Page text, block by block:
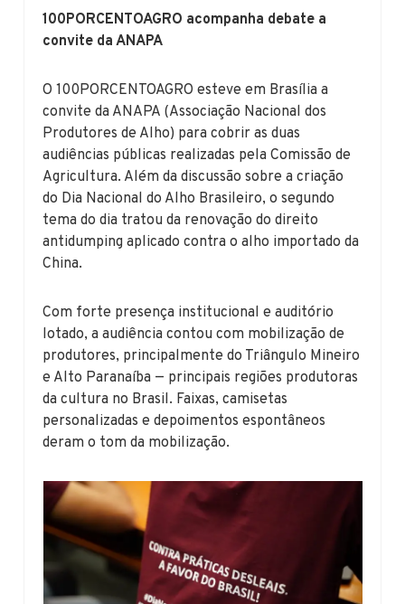
100PORCENTOAGRO acompanha debate a
convite da ANAPA
O 100PORCENTOAGRO esteve em Brasília a
convite da ANAPA (Associação Nacional dos
Produtores de Alho) para cobrir as duas
audiências públicas realizadas pela Comissão de
Agricultura. Além da discussão sobre a criação
do Dia Nacional do Alho Brasileiro, o segundo
tema do dia tratou da renovação do direito
antidumping aplicado contra o alho importado da
China.
Com forte presença institucional e auditório
lotado, a audiência contou com mobilização de
produtores, principalmente do Triângulo Mineiro
e Alto Paranaíba — principais regiões produtoras
da cultura no Brasil. Faixas, camisetas
personalizadas e depoimentos espontâneos
deram o tom da mobilização.